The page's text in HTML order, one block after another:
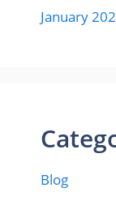
January
Blog